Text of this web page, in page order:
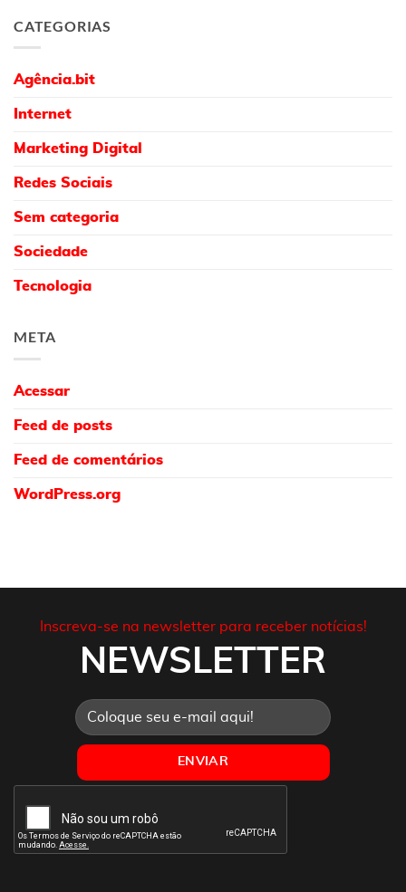
CATEGORIAS
Agência.bit
Internet
Marketing Digital
Redes Sociais
Sem categoria
Sociedade
Tecnologia
META
Acessar
Feed de posts
Feed de comentários
WordPress.org
Inscreva-se na newsletter para receber notícias!
NEWSLETTER